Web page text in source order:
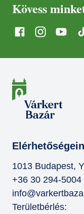
Kövess
1013 Budapest,
+36 30 294-5004
Területbérlés: